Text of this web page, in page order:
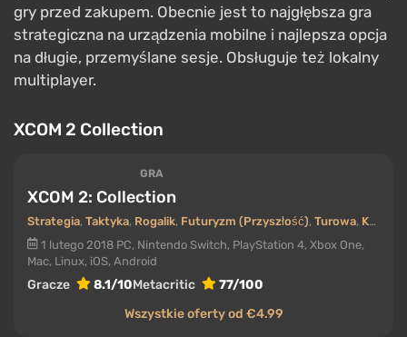
gry przed zakupem. Obecnie jest to najgłębsza gra
strategiczna na urządzenia mobilne i najlepsza opcja
na długie, przemyślane sesje. Obsługuje też lokalny
multiplayer.
XCOM 2 Collection
GRA
XCOM 2: Collection
Strategia, Taktyka, Rogalik, Futuryzm (Przyszłość), Turowa, Kolekcja
1 lutego 2018 PC, Nintendo Switch, PlayStation 4, Xbox One,
Mac, Linux, iOS, Android
Gracze 8.1/10Metacritic
77/100
Wszystkie oferty od €4.99